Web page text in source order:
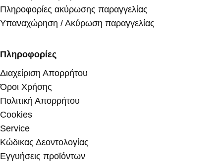
Πληροφορίες ακύρωσης παραγγελίας
Υπαναχώρηση / Ακύρωση παραγγελίας
Πληροφορίες
Διαχείριση Απορρήτου
Όροι Χρήσης
Πολιτική Απορρήτου
Cookies
Service
Κώδικας Δεοντολογίας
Εγγυήσεις προϊόντων